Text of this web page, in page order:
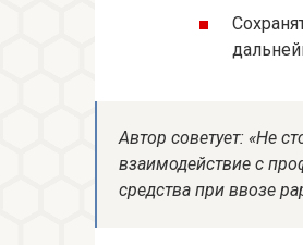
Автор советует: «Не
взаимодействие с
средства при ввозе